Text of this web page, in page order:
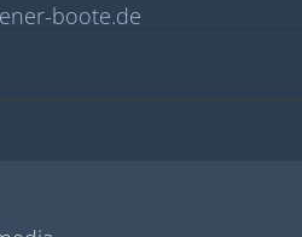
boote.de